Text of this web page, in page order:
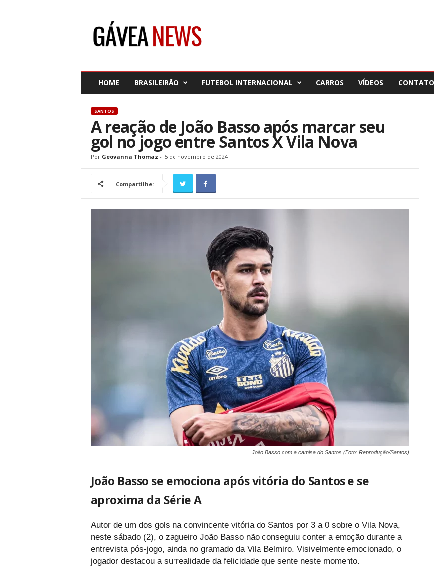
HOME BRASILEIRÃO FUTEBOL INTERNACIONAL CARROS VÍDEOS CONTATO
SANTOS
A reação de João Basso após marcar seu
gol no jogo entre Santos X Vila Nova
Por Geovanna Thomaz - 5 de novembro de 2024
Compartilhe:
João Basso com a camisa do Santos (Foto: Reprodução/Santos)
João Basso se emociona após vitória do Santos e se
aproxima da Série A
Autor de um dos gols na convincente vitória do Santos por 3 a 0 sobre o Vila Nova,
neste sábado (2), o zagueiro João Basso não conseguiu conter a emoção durante a
entrevista pós-jogo, ainda no gramado da Vila Belmiro. Visivelmente emocionado, o
jogador destacou a surrealidade da felicidade que sente neste momento.